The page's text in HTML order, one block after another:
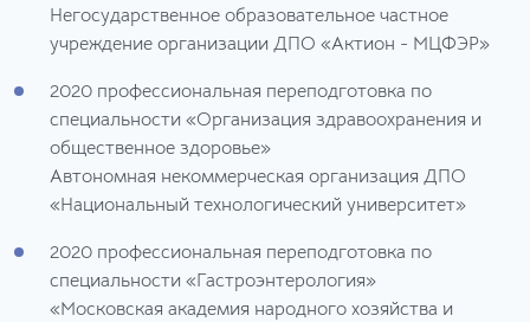
Негосударственное образовательное частное
учреждение организации ДПО «Актион - МЦФЭР»
2020 профессиональная переподготовка по
специальности «Организация здравоохранения и
общественное здоровье»
Автономная некоммерческая организация ДПО
«Национальный технологический университет»
2020 профессиональная переподготовка по
специальности «Гастроэнтерология»
«Московская академия народного хозяйства и